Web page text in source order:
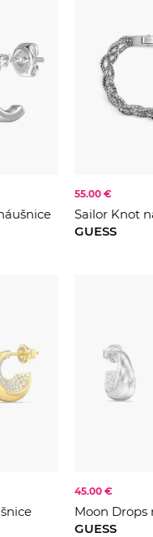
55.00 €
Sailor Knot
GUESS
45.00 €
Moon Drops
GUESS